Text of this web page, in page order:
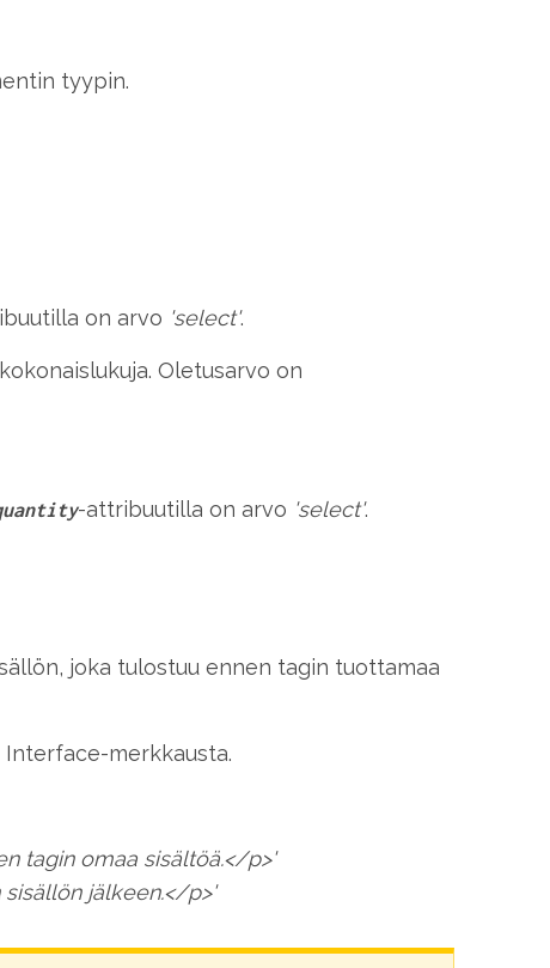
tyypin.
on arvo 'select'.
Oletusarvo on
-attribuutilla on arvo 'select'.
joka tulostuu ennen tagin tuottamaa
merkkausta.
tagin omaa sisältöä.</p>'
sisällön jälkeen.</p>'